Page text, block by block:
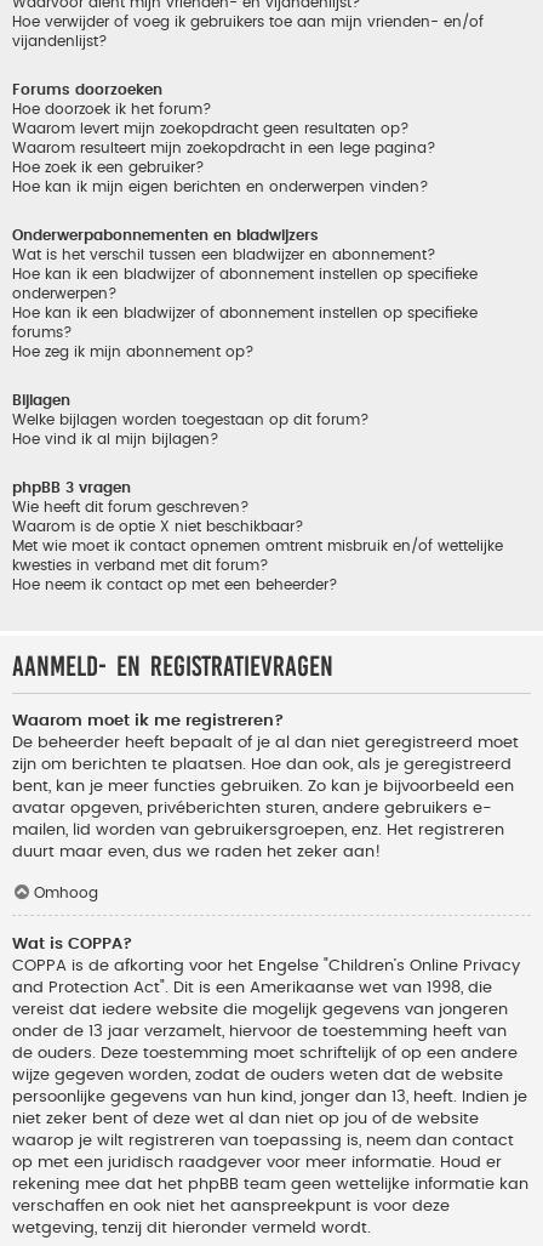
Hoe verwijder of voeg ik gebruikers toe aan mijn vrienden- en/of
vijandenlijst?
Forums doorzoeken
Hoe doorzoek ik het forum?
Waarom levert mijn zoekopdracht geen resultaten op?
Waarom resulteert mijn zoekopdracht in een lege pagina?
Hoe zoek ik een gebruiker?
Hoe kan ik mijn eigen berichten en onderwerpen vinden?
Onderwerpabonnementen en bladwijzers
Wat is het verschil tussen een bladwijzer en abonnement?
Hoe kan ik een bladwijzer of abonnement instellen op specifieke
onderwerpen?
Hoe kan ik een bladwijzer of abonnement instellen op specifieke
forums?
Hoe zeg ik mijn abonnement op?
Bijlagen
Welke bijlagen worden toegestaan op dit forum?
Hoe vind ik al mijn bijlagen?
phpBB 3 vragen
Wie heeft dit forum geschreven?
Waarom is de optie X niet beschikbaar?
Met wie moet ik contact opnemen omtrent misbruik en/of wettelijke
kwesties in verband met dit forum?
Hoe neem ik contact op met een beheerder?
Aanmeld- en registratievragen
Waarom moet ik me registreren?
De beheerder heeft bepaalt of je al dan niet geregistreerd moet
zijn om berichten te plaatsen. Hoe dan ook, als je geregistreerd
bent, kan je meer functies gebruiken. Zo kan je bijvoorbeeld een
avatar opgeven, privéberichten sturen, andere gebruikers e-
mailen, lid worden van gebruikersgroepen, enz. Het registreren
duurt maar even, dus we raden het zeker aan!
Omhoog
Wat is COPPA?
COPPA is de afkorting voor het Engelse "Children’s Online Privacy
and Protection Act". Dit is een Amerikaanse wet van 1998, die
vereist dat iedere website die mogelijk gegevens van jongeren
onder de 13 jaar verzamelt, hiervoor de toestemming heeft van
de ouders. Deze toestemming moet schriftelijk of op een andere
wijze gegeven worden, zodat de ouders weten dat de website
persoonlijke gegevens van hun kind, jonger dan 13, heeft. Indien je
niet zeker bent of deze wet al dan niet op jou of de website
waarop je wilt registreren van toepassing is, neem dan contact
op met een juridisch raadgever voor meer informatie. Houd er
rekening mee dat het phpBB team geen wettelijke informatie kan
verschaffen en ook niet het aanspreekpunt is voor deze
wetgeving, tenzij dit hieronder vermeld wordt.